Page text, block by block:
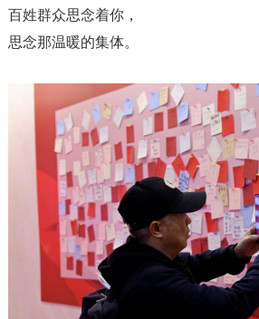
百姓群众思念着你，
思念那温暖的集体。